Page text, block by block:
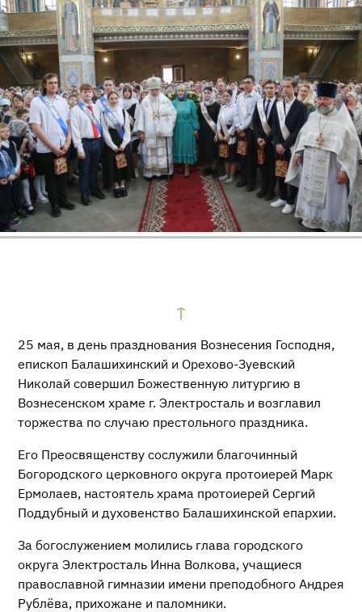
25 мая, в день празднования Вознесения Господня,
епископ Балашихинский и Орехово-Зуевский
Николай совершил Божественную литургию в
Вознесенском храме г. Электросталь и возглавил
торжества по случаю престольного праздника.
Его Преосвященству сослужили благочинный
Богородского церковного округа протоиерей Марк
Ермолаев, настоятель храма протоиерей Сергий
Поддубный и духовенство Балашихинской епархии.
За богослужением молились глава городского
округа Электросталь Инна Волкова, учащиеся
православной гимназии имени преподобного Андрея
Рублёва, прихожане и паломники.